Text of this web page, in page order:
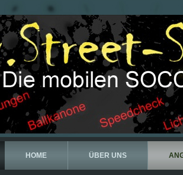
HOME ÜBER UNS